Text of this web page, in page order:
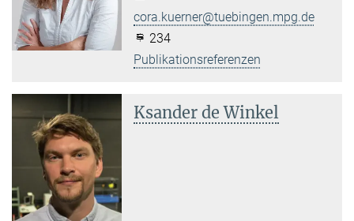
cora.kuerner@tuebingen.mpg.de
234
Publikationsreferenzen
Ksander de Winkel